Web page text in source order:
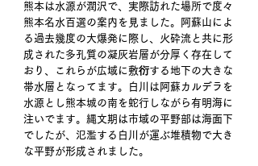
熊本は水源が潤沢で、実際訪れた場所で度々
熊本名水百選の案内を見ました。阿蘇山によ
る過去幾度の大爆発に際し、火砕流と共に形
成された多孔質の凝灰岩層が分厚く存在して
おり、これらが広域に敷衍する地下の大きな
帯水層となってます。白川は阿蘇カルデラを
水源とし熊本城の南を蛇行しながら有明海に
注いでます。縄文期は市域の平野部は海面下
でしたが、氾濫する白川が運ぶ堆積物で大き
な平野が形成されました。